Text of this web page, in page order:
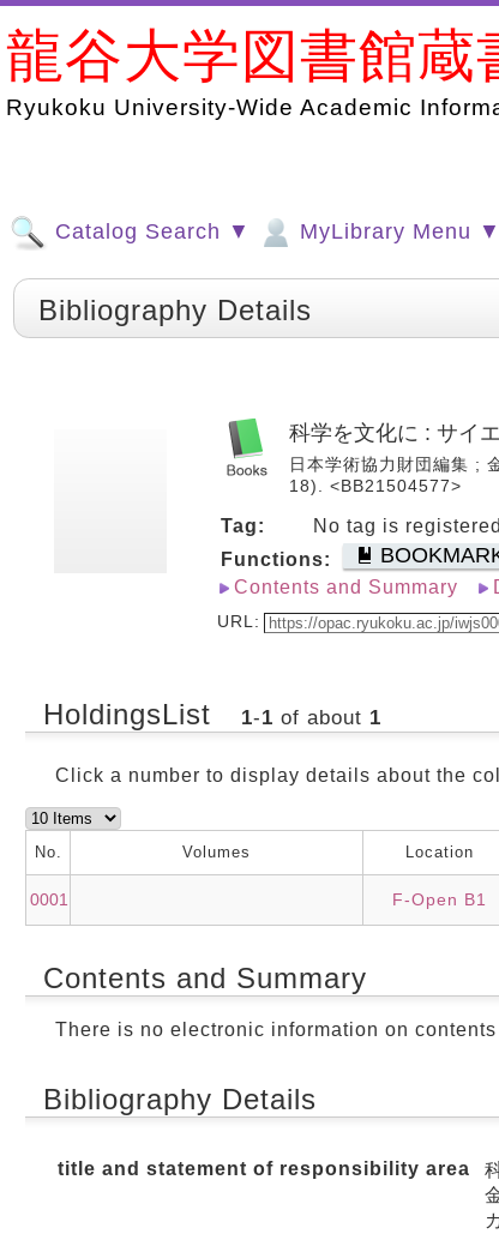
龍谷大学図書館蔵
Ryukoku University-Wide Academic
Catalog Search ▼ MyLibrary Menu ▼
Bibliography Details
科学を文化に : サイ
日本学術協力財団編集 ;
18). <BB21504577>
Tag:
No tag is registered
Functions:
Contents and Summary
URL:
HoldingsList 1-1 of about 1
Click a number to display details about the
No. Volumes Location
0001 F-Open B1
Contents and Summary
There is no electronic information on contents
Bibliography Details
title and statement of responsibility area